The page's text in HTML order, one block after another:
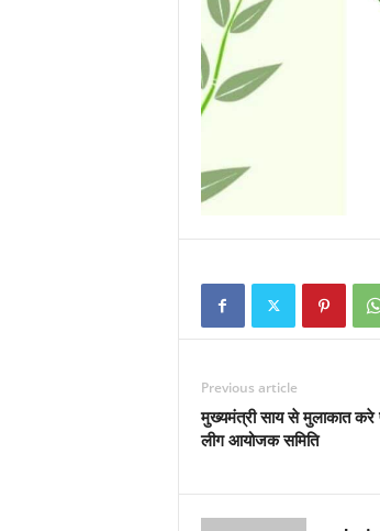
Previous article
मुख्यमंत्री साय से मुलाकात
लीग आयोजक समिति